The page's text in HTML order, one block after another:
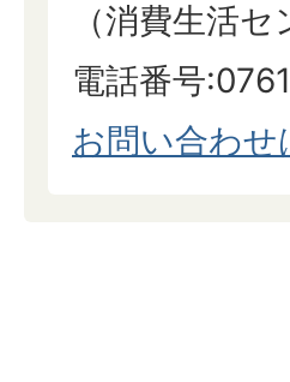
（消費生活セ
電話番号
お問い合わせ